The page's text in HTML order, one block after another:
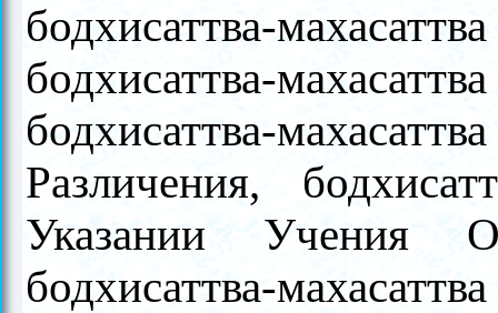
бодхисаттва-
бодхисаттва-
бодхисаттва-
Различения,
Указании Учения О
бодхисаттва-